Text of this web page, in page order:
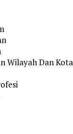
Wilayah Dan Kota